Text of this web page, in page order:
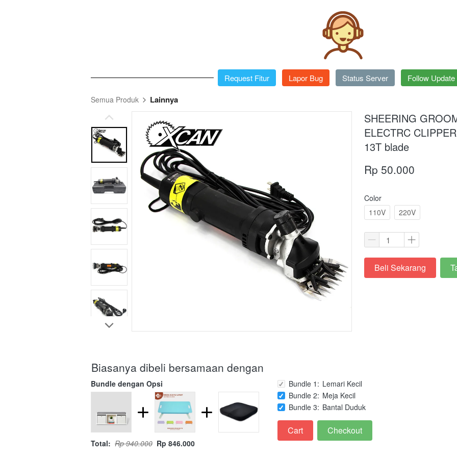
`Request Fitur `Lapor Bug `Status Server `Follow Update
Semua Produk Lainnya
SHEERING
ELECTRC
13T blade
Rp 50.000
Color
110V
220V
`Beli Sekarang `
Biasanya dibeli bersamaan dengan
Bundle dengan Opsi
Total: Rp 940.000 Rp 846.000
Bundle 1 : Lemari Kecil
Bundle 2: Meja Kecil
Bundle 3: Bantal Duduk
`
Cart `
Checkout